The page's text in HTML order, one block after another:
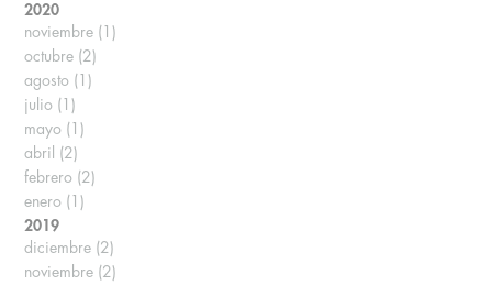
2020
noviembre (1)
octubre (2)
agosto (1)
julio (1)
mayo (1)
abril (2)
febrero (2)
enero (1)
2019
diciembre (2)
noviembre (2)